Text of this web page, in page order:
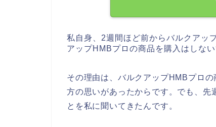
私自身、2週間ほど前からバルクアッ
アップHMBプロの商品を購入はしな
その理由は、バルクアップHMBプロ
方の思いがあったからです。でも、先
とを私に聞いてきたんです。